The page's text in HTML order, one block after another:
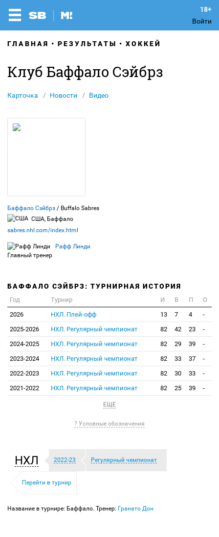
Войти
ГЛАВНАЯ РЕЗУЛЬТАТЫ ХОККЕЙ
Клуб Баффало Сэйбрз
Карточка Новости Видео
Баффало Сэйбрз / Buffalo Sabres
США, Баффало
sabres.nhl.com/index.html
Рафф Линди
Главный тренер
БАФФАЛО СЭЙБРЗ: ТУРНИРНАЯ ИСТОРИЯ
Год Турнир И В П
О
2026
НХЛ. Плей-офф 13 7 4
-
2025-2026
НХЛ. Регулярный чемпионат 82 42 23
-
2024-2025
НХЛ. Регулярный чемпионат 82 29 39
-
2023-2024
НХЛ. Регулярный чемпионат 82 33 37
-
2022-2023
НХЛ. Регулярный чемпионат 82 30 33
-
2021-2022
НХЛ. Регулярный чемпионат 82 25 39 -
ЕЩЕ
? Условные обозначения
НХЛ 2022-23 Регулярный чемпионат
Перейти в турнир
Название в турнире: Баффало. Тренер: Гранато Дон